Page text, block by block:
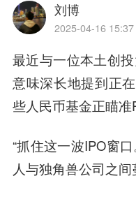
刘博
2025-04-16 15:37
最近与一位本土创
意味深长地提到正
些人民币基金正瞄准
“抓住这一波IPO窗
人与独角兽公司之间